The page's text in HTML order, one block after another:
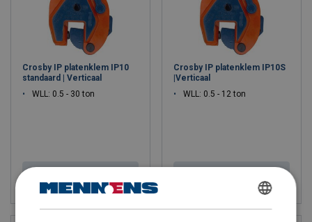
Crosby IP platenklem IP10
standaard | Verticaal
WLL: 0.5 - 30 ton
Crosby IP platenklem IP10S
|Verticaal
WLL: 0.5 - 12 ton
DUTCH